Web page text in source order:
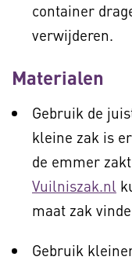
container
verwijderen.
Materialen
Gebruik de
kleine zak is
de emmer
Vuilniszak.nl
maat zak
Gebruik